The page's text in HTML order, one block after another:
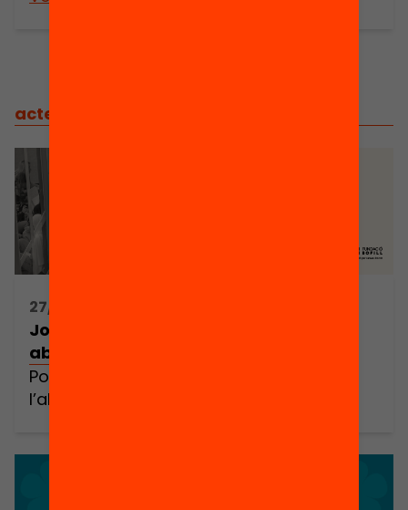
actes
27/10/2025 09:00h - 13:30h
Jornada «Per un país que no
abandona»
Polítiques, reptes i solucions contra
l’abandonament escolar prematur